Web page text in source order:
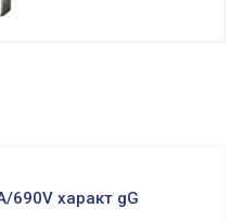
690V характ gG